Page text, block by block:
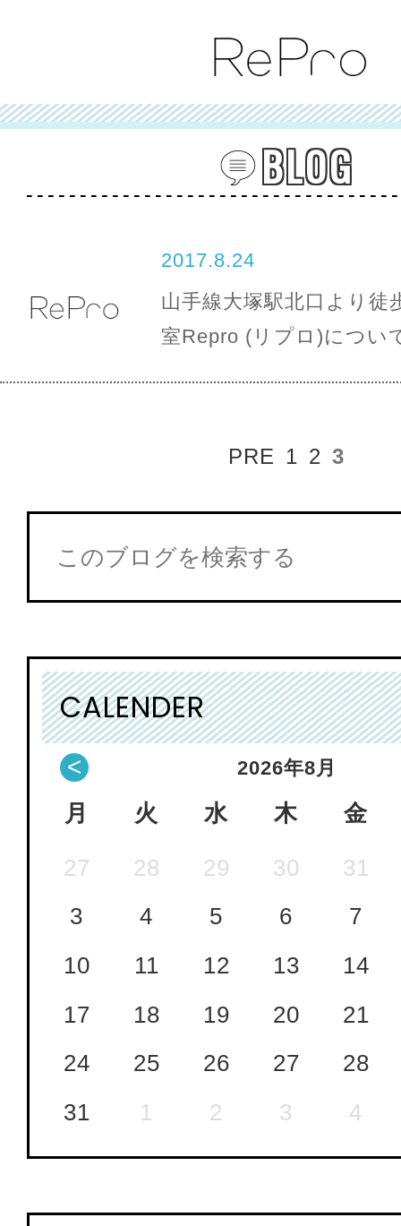
BLOG
2017.8.24
山手線大塚駅北口より徒
室Repro (リプロ)につい
PRE 1 2 3
CALENDER
2026年8月
<
月 火 水 木 金
27 28 29 30
31
3
4 5 6
7
10
11 12 13
14
17
18 19 20
21
24
25 26 27
28
31
1 2 3 4